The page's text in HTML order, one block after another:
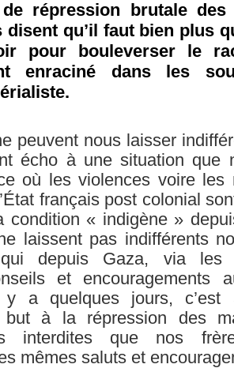
répression brutale des
qu’il faut bien plus
pour bouleverser le
enraciné dans les
peuvent nous laisser
écho à une situation que
où les violences voire les
français post colonial
condition « indigène »
laissent pas indifférents
qui depuis Gaza, via les
et encouragements
a quelques jours, c’est
à la répression des
interdites que nos
mêmes saluts et